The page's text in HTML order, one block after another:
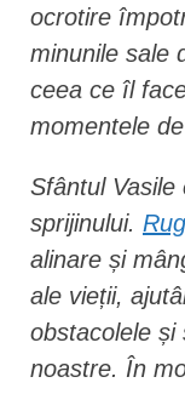
ocrotire
minunile sale
ceea ce îl
momentele
Sfântul
sprijinului.
alinare și
ale vieții,
obstacolele și
noastre. În